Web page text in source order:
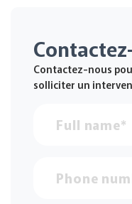
Contactez-nous
solliciter un